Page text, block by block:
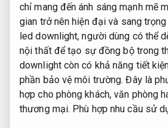
chỉ mang đến ánh sáng mạnh mẽ
gian trở nên hiện đại và sang
led downlight, người dùng có thể
nội thất để tạo sự đồng bộ trong
downlight còn có khả năng tiết
phần bảo vệ môi trường. Đây là
hợp cho phòng khách, văn phòng
thương mại. Phù hợp nhu cầu sử